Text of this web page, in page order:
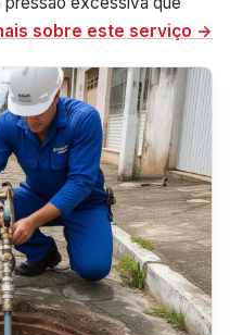
sobre este serviço →